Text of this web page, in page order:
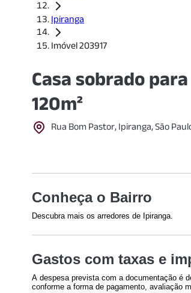
Ipiranga
Imóvel 203917
Casa sobrado
120m²
Rua Bom Pastor, Ipiranga, São
Conheça o Bairro
Descubra mais os arredores de Ipiranga.
Museu de Zoologia da
(277m)
Gastos com taxas e
A despesa prevista com a documentação é
conforme a forma de pagamento, avaliação